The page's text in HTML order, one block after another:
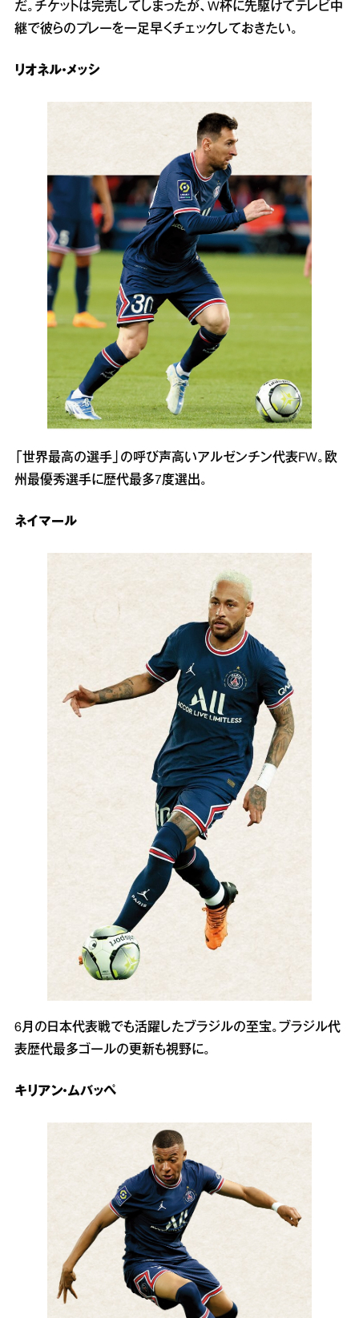
だ。チケットは完売してしまったが、W杯に先駆けてテレビ中
継で彼らのプレーを一足早くチェックしておきたい。
リオネル・メッシ
「世界最高の選手」の呼び声高いアルゼンチン代表FW。欧
州最優秀選手に歴代最多7度選出。
ネイマール
6月の日本代表戦でも活躍したブラジルの至宝。ブラジル代
表歴代最多ゴールの更新も視野に。
キリアン・ムバッペ